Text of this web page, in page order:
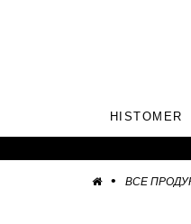
HISTOMER
ВСЕ